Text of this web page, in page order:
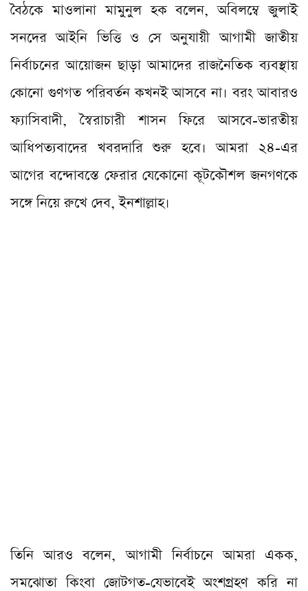
বৈঠকে মাওলানা মামুনুল হক বলেন, অবিলম্বে জুলাই
সনদের আইনি ভিত্তি ও সে অনুযায়ী আগামী জাতীয়
নির্বাচনের আয়োজন ছাড়া আমাদের রাজনৈতিক ব্যবস্থায়
কোনো গুণগত পরিবর্তন কখনই আসবে না। বরং আবারও
ফ্যাসিবাদী, স্বৈরাচারী শাসন ফিরে আসবে-ভারতীয়
আধিপত্যবাদের খবরদারি শুরু হবে। আমরা ২৪-এর
আগের বন্দোবস্তে ফেরার যেকোনো কূটকৌশল জনগণকে
সঙ্গে নিয়ে রুখে দেব, ইনশাল্লাহ।
তিনি আরও বলেন, আগামী নির্বাচনে আমরা একক,
সমঝোতা কিংবা জোটগত-যেভাবেই অংশগ্রহণ করি না